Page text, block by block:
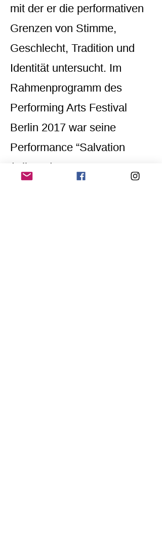
mit der er die performativen
Grenzen von Stimme,
Geschlecht, Tradition und
Identität untersucht. Im
Rahmenprogramm des
Performing Arts Festival
Berlin 2017 war seine
Performance “Salvation
(Glitter doesn’t care I’m a